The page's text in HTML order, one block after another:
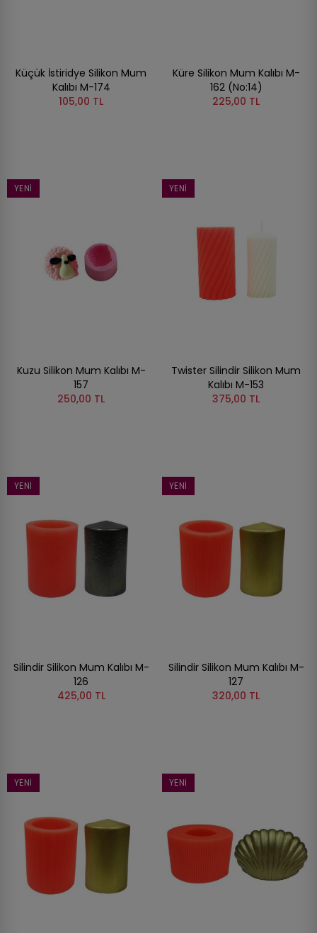
Küçük İstiridye Silikon Mum
Kalıbı M-174
105,00 TL
Küre Silikon Mum Kalıbı M-
162 (no:14)
225,00 TL
YENI
Kuzu Silikon Mum Kalıbı M-
157
250,00 TL
YENI
Twister Silindir Silikon Mum
Kalıbı M-153
375,00 TL
YENI
Silindir Silikon Mum Kalıbı M-
126
425,00 TL
YENI
Silindir Silikon Mum Kalıbı M-
127
320,00 TL
YENI YENI